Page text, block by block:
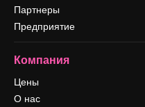
Партнеры
Предприятие
Компания
Цены
О нас